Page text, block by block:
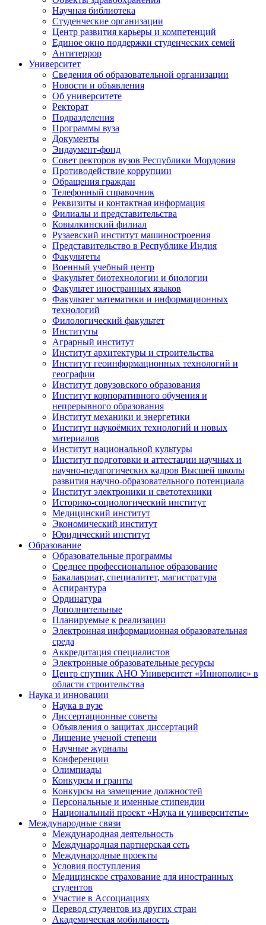
Научная библиотека
Студенческие организации
Центр развития карьеры и компетенций
Единое окно поддержки студенческих семей
Антитеррор
Университет
Сведения об образовательной организации
Новости и объявления
Об университете
Ректорат
Подразделения
Программы вуза
Документы
Эндаумент-фонд
Совет ректоров вузов Республики Мордовия
Противодействие коррупции
Обращения граждан
Телефонный справочник
Реквизиты и контактная информация
Филиалы и представительства
Ковылкинский филиал
Рузаевский институт машиностроения
Представительство в Республике Индия
Факультеты
Военный учебный центр
Факультет биотехнологии и биологии
Факультет иностранных языков
Факультет математики и информационных
технологий
Филологический факультет
Институты
Аграрный институт
Институт архитектуры и строительства
Институт геоинформационных технологий и
географии
Институт довузовского образования
Институт корпоративного обучения и
непрерывного образования
Институт механики и энергетики
Институт наукоёмких технологий и новых
материалов
Институт национальной культуры
Институт подготовки и аттестации научных и
научно-педагогических кадров Высшей школы
развития научно-образовательного потенциала
Институт электроники и светотехники
Историко-социологический институт
Медицинский институт
Экономический институт
Юридический институт
Образование
Образовательные программы
Среднее профессиональное образование
Бакалавриат, специалитет, магистратура
Аспирантура
Ординатура
Дополнительные
Планируемые к реализации
Электронная информационная образовательная
среда
Аккредитация специалистов
Электронные образовательные ресурсы
Центр спутник АНО Университет «Иннополис» в
области строительства
Наука и инновации
Наука в вузе
Диссертационные советы
Объявления о защитах диссертаций
Лишение ученой степени
Научные журналы
Конференции
Олимпиады
Конкурсы и гранты
Конкурсы на замещение должностей
Персональные и именные стипендии
Национальный проект «Наука и университеты»
Международные связи
Международная деятельность
Международная партнерская сеть
Международные проекты
Условия поступления
Медицинское страхование для иностранных
студентов
Участие в Ассоциациях
Перевод студентов из других стран
Академическая мобильность